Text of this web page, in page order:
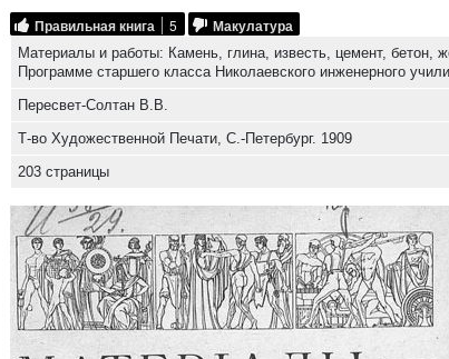
Правильная книга 5 Макулатура
Материалы и работы: Камень, глина, известь, цемент, бетон,
Программе старшего класса Николаевского инженерного
Пересвет-Солтан В.В.
Т-во Художественной Печати, С.-Петербург. 1909
203 страницы